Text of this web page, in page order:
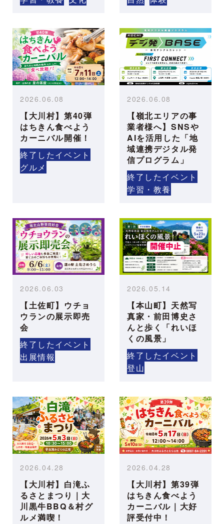
【大川村】第40弾
はちきん食べよう
カーニバル開催！
2026.06.08
終了したイベント
グルメ
【嶺北エリアの事
業者様へ】SNSや
AIを活用した「地
域連携デジタル発
信プログラム」
2026.06.08
終了したイベント
学習・教養
【土佐町】ウチョ
ウランの展示即売
会
2026.06.03
終了したイベント
出展情報
【本山町】天然写
真家・前田博史さ
んと歩く「れいほ
くの風景」
2026.05.14
終了したイベント
登山
【大川村】白滝ふ
るさとまつり｜大
川黒牛BBQ＆村グ
ルメ満喫！
2026.04.28
【大川村】第39弾
はちきん食べよう
カーニバル｜大好
評受付中！
2026.04.28